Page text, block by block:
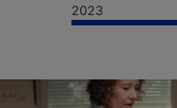
2023